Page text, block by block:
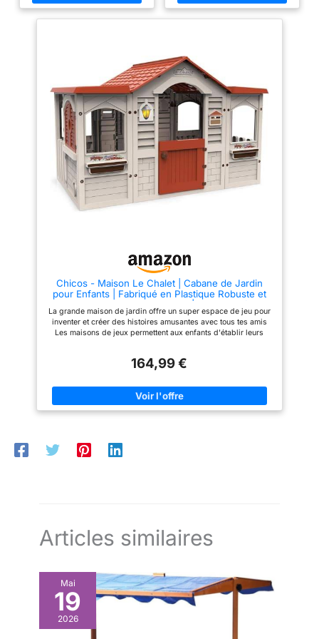
immédiatement.
importants dans leur éducation.
petite chatière. Fabriquée en
plastique très résistante et
durable, utilisable aussi bien en
intérieur qu'en extérieur.
Recommandé pour les enfants à
partir de 2 ans. Dimensions de
la maison : 84 x 103 x 104 cm
l'intérieur que pour l'extérieur ;
leurs propres rôles en imitant
leur environnement et de
reproduire et interprètent divers
rôles, en pratiquant des jeux
d'imitation très importants dans
leur formation Fabriqué en
plastique résistant et durable,
peut être utilisé aussi bien à
l'intérieur qu'à l'extérieur ;
comprend des autocollants pour
décorer et un trou pour animaux
de compagnie Les jeux de rôle
encouragent l'imagination, la
créativité, l'empathie et la
Chicos - Maison Le Chalet | Cabane de Jardin
pour Enfants | Fabriqué en Plastique Robuste et
Durable avec Montage Facile | Maison Enfant
Exterieur +24 Mois (89650)
La grande maison de jardin offre un super espace de jeu pour
inventer et créer des histoires amusantes avec tous tes amis
Les maisons de jeux permettent aux enfants d'établir leurs
sont très importants dans leur éducation Cette maison Le
barbecue à l'arrière Les mascottes séran aussi invitées grce à
sa petite chatière. Fabriquée en plastique très résistante et
durable, utilisable aussi bien en intérieur qu'en extérieur
164,99 €
Articles similaires
Mai
19
2026